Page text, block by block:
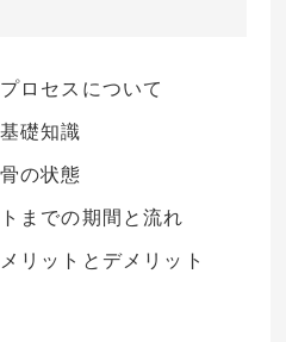
ロセスについて
礎知識
の状態
までの期間と流れ
リットとデメリット